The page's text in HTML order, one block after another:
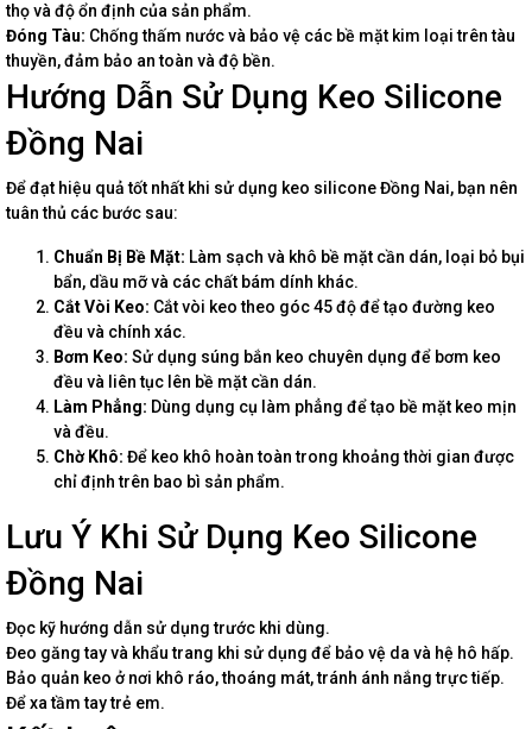
thọ và độ ổn định của sản phẩm.
Đóng Tàu: Chống thấm nước và bảo vệ các bề mặt kim loại trên tàu
thuyền, đảm bảo an toàn và độ bền.
Hướng Dẫn Sử Dụng Keo Silicone
Đồng Nai
Để đạt hiệu quả tốt nhất khi sử dụng keo silicone Đồng Nai, bạn nên
tuân thủ các bước sau:
Chuẩn Bị Bề Mặt: Làm sạch và khô bề mặt cần dán, loại bỏ bụi
bẩn, dầu mỡ và các chất bám dính khác.
Cắt Vòi Keo: Cắt vòi keo theo góc 45 độ để tạo đường keo
đều và chính xác.
Bơm Keo: Sử dụng súng bắn keo chuyên dụng để bơm keo
đều và liên tục lên bề mặt cần dán.
Làm Phẳng: Dùng dụng cụ làm phẳng để tạo bề mặt keo mịn
và đều.
Chờ Khô: Để keo khô hoàn toàn trong khoảng thời gian được
chỉ định trên bao bì sản phẩm.
Lưu Ý Khi Sử Dụng Keo Silicone
Đồng Nai
Đọc kỹ hướng dẫn sử dụng trước khi dùng.
Đeo găng tay và khẩu trang khi sử dụng để bảo vệ da và hệ hô hấp.
Bảo quản keo ở nơi khô ráo, thoáng mát, tránh ánh nắng trực tiếp.
Để xa tầm tay trẻ em.